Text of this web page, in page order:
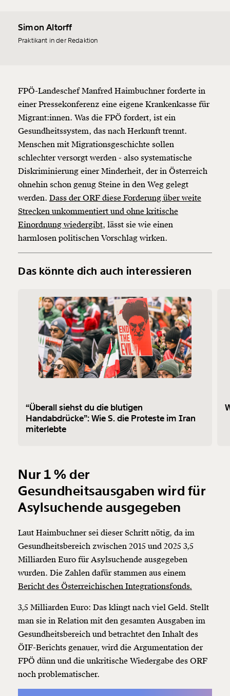
Simon Altorff
Praktikant in der Redaktion
FPÖ-Landeschef Manfred Haimbuchner forderte in
einer Pressekonferenz eine eigene Krankenkasse für
Migrant:innen. Was die FPÖ fordert, ist ein
Gesundheitssystem, das nach Herkunft trennt.
Menschen mit Migrationsgeschichte sollen
schlechter versorgt werden - also systematische
Diskriminierung einer Minderheit, der in Österreich
ohnehin schon genug Steine in den Weg gelegt
werden. Dass der ORF diese Forderung über weite
Strecken unkommentiert und ohne kritische
Einordnung wiedergibt, lässt sie wie einen
harmlosen politischen Vorschlag wirken.
Das könnte dich auch interessieren
“Überall siehst du die blutigen
Handabdrücke”: Wie S. die Proteste im Iran
miterlebte
Nur 1 % der
Gesundheitsausgaben wird für
Asylsuchende ausgegeben
Laut Haimbuchner sei dieser Schritt nötig, da im
Gesundheitsbereich zwischen 2015 und 2025 3,5
Milliarden Euro für Asylsuchende ausgegeben
wurden. Die Zahlen dafür stammen aus einem
Bericht des Österreichischen Integrationsfonds.
3,5 Milliarden Euro: Das klingt nach viel Geld. Stellt
man sie in Relation mit den gesamten Ausgaben im
Gesundheitsbereich und betrachtet den Inhalt des
ÖIF-Berichts genauer, wird die Argumentation der
FPÖ dünn und die unkritische Wiedergabe des ORF
noch problematischer.